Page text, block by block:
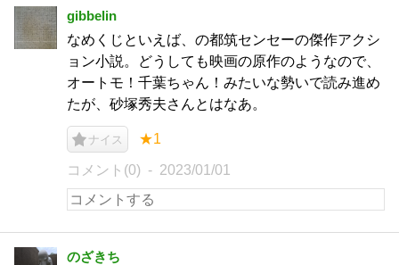
gibbelin
なめくじといえば、の都筑センセーの傑作アクシ
ョン小説。どうしても映画の原作のようなので、
オートモ！千葉ちゃん！みたいな勢いで読み進め
たが、砂塚秀夫さんとはなあ。
ナイス ★1
コメント(0) 2023/01/01
のざきち